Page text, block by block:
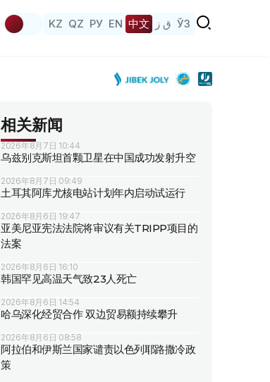
KZ QZ РУ EN 中文 ق ز ЎЗ
相关新闻
2026年8月7日 10:44
乌兹别克斯坦首颗卫星在中国成功发射升空
2026年8月7日 09:49
土耳其阿库尤核电站计划年内启动试运行
2026年8月6日 19:47
亚美尼亚宪法法院将审议有关TRIPP项目的
法案
2026年8月6日 16:10
韩国罕见高温天气致23人死亡
2026年8月6日 14:54
哈乌深化经贸合作 双边贸易额持续攀升
2026年8月6日 08:58
阿拉伯和伊斯兰国家谴责以色列耶路撒冷政
策